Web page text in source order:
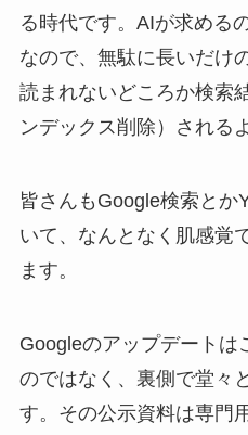
る時代です。AIが求める
なので、無駄に長いだけ
読まれないどころか検索
ンデックス削除）される
皆さんもGoogle検索とか
いて、なんとなく肌感覚
ます。
Googleのアップデートは
のではなく、裏側で堂々
す。その公示資料は専門